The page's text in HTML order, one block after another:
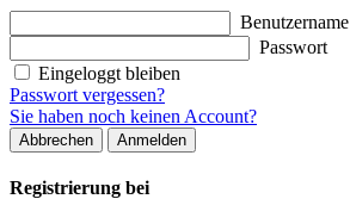
Benutzername
Passwort
Eingeloggt bleiben
Passwort vergessen?
Sie haben noch keinen Account?
Abbrechen Anmelden
Registrierung bei